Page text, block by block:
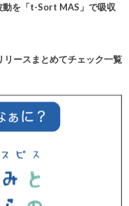
動を「t-Sort MAS」で吸収
リースまとめてチェック一覧